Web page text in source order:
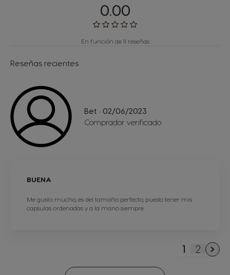
0.00
En función de 11 reseñas
Reseñas recientes
Bet - 02/06/2023
Comprador verificado
BUENA
Me gusto mucho, es del tamaño perfecto, puedo tener mis
capsulas ordenadas y a la mano siempre.
You're
1 Página
2